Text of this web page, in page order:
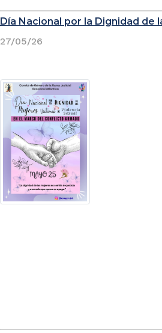
Día Nacional por la Dignidad de
27/05/26